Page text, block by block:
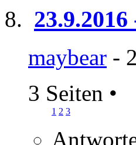
maybear -
3 Seiten •
1 2 3